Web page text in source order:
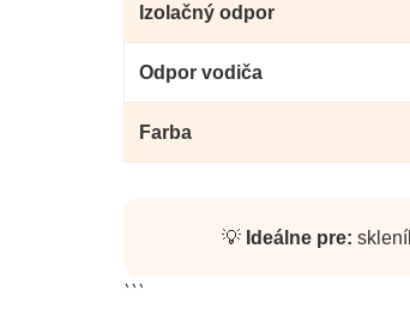
Izolačný odpor
Odpor vodiča
Farba
💡 Ideálne pre:
```